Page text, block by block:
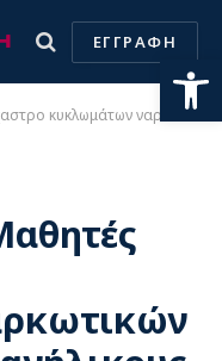
ΕΓΓΡΑΦΗ
ανήλικους αφού πρώτα τους εθίζουν σε σκληρές ουσίες»